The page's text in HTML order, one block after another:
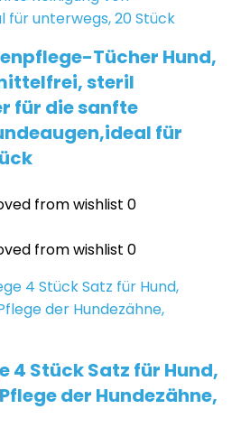
Tücher Hund,
steril
für die sanfte
für
from wishlist 0
from wishlist 0
4 Stück Satz für Hund,
der Hundezähne,